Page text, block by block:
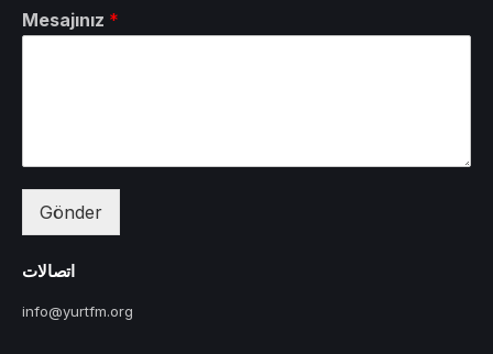
Mesajınız *
Gönder
اتصالات
info@yurtfm.org